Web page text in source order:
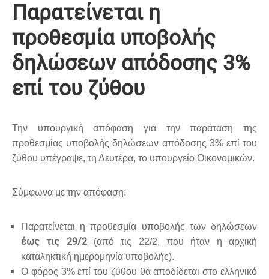
Παρατείνεται η
προθεσμία υποβολής
δηλώσεων απόδοσης 3%
επί του ζύθου
Την υπουργική απόφαση για την παράταση της
προθεσμίας υποβολής δηλώσεων απόδοσης 3% επί του
ζύθου υπέγραψε, τη Δευτέρα, το υπουργείο Οικονομικών.
Σύμφωνα με την απόφαση:
Παρατείνεται η προθεσμία υποβολής των δηλώσεων
έως τις 29/2(από τις 22/2, που ήταν η αρχική
καταληκτική ημερομηνία υποβολής).
Ο φόρος 3% επί του ζύθου θα αποδίδεται στο ελληνικό